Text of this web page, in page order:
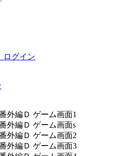
ログイン